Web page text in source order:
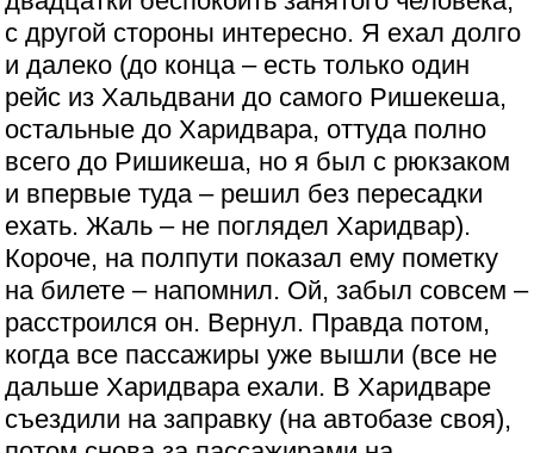
с другой стороны интересно. Я ехал долго
и далеко (до конца – есть только один
рейс из Хальдвани до самого Ришекеша,
остальные до Харидвара, оттуда полно
всего до Ришикеша, но я был с рюкзаком
и впервые туда – решил без пересадки
ехать. Жаль – не поглядел Харидвар).
Короче, на полпути показал ему пометку
на билете – напомнил. Ой, забыл совсем –
расстроился он. Вернул. Правда потом,
когда все пассажиры уже вышли (все не
дальше Харидвара ехали. В Харидваре
съездили на заправку (на автобазе своя),